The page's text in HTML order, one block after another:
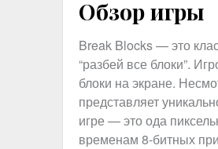
Обзор игры
Break Blocks — это
“разбей все блоки”.
блоки на экране.
представляет
игре — это ода
временам 8-битных